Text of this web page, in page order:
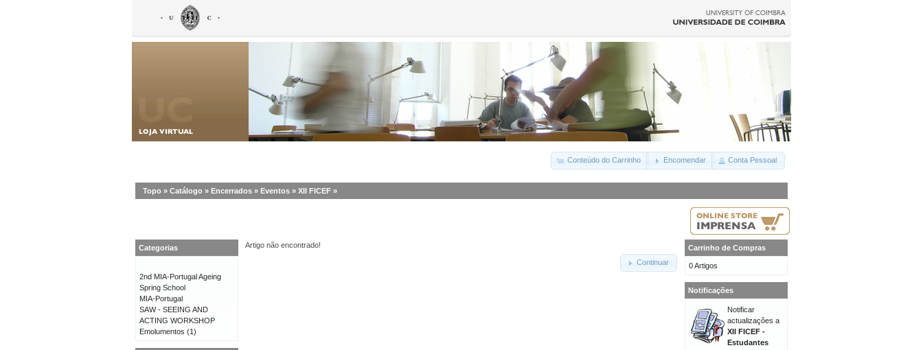
Conteúdo do Carrinho Encomendar Conta Pessoal
Topo » Catálogo » Encerrados » Eventos » XII FICEF »
Artigo não encontrado!
Continuar
Categorias
2nd MIA-Portugal Ageing
Spring School
MIA-Portugal
SAW - SEEING AND
ACTING WORKSHOP
Emolumentos (1)
Carrinho de Compras
0 Artigos
Notificações
Notificar
actualizações a
XII FICEF -
Estudantes